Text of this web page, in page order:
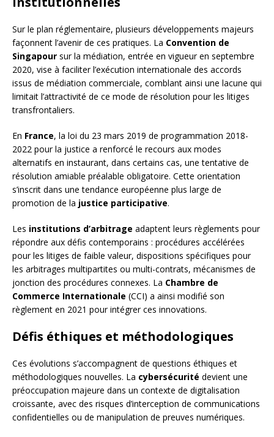
Sur le plan réglementaire, plusieurs développements majeurs
façonnent l’avenir de ces pratiques. La Convention de
Singapour sur la médiation, entrée en vigueur en septembre
2020, vise à faciliter l’exécution internationale des accords
issus de médiation commerciale, comblant ainsi une lacune qui
limitait l’attractivité de ce mode de résolution pour les litiges
transfrontaliers.
En France, la loi du 23 mars 2019 de programmation 2018-
2022 pour la justice a renforcé le recours aux modes
alternatifs en instaurant, dans certains cas, une tentative de
résolution amiable préalable obligatoire. Cette orientation
s’inscrit dans une tendance européenne plus large de
promotion de la justice participative.
Les institutions d’arbitrage adaptent leurs règlements pour
répondre aux défis contemporains : procédures accélérées
pour les litiges de faible valeur, dispositions spécifiques pour
les arbitrages multipartites ou multi-contrats, mécanismes de
jonction des procédures connexes. La Chambre de
Commerce Internationale (CCI) a ainsi modifié son
règlement en 2021 pour intégrer ces innovations.
Défis éthiques et méthodologiques
Ces évolutions s’accompagnent de questions éthiques et
méthodologiques nouvelles. La cybersécurité devient une
préoccupation majeure dans un contexte de digitalisation
croissante, avec des risques d’interception de communications
confidentielles ou de manipulation de preuves numériques.